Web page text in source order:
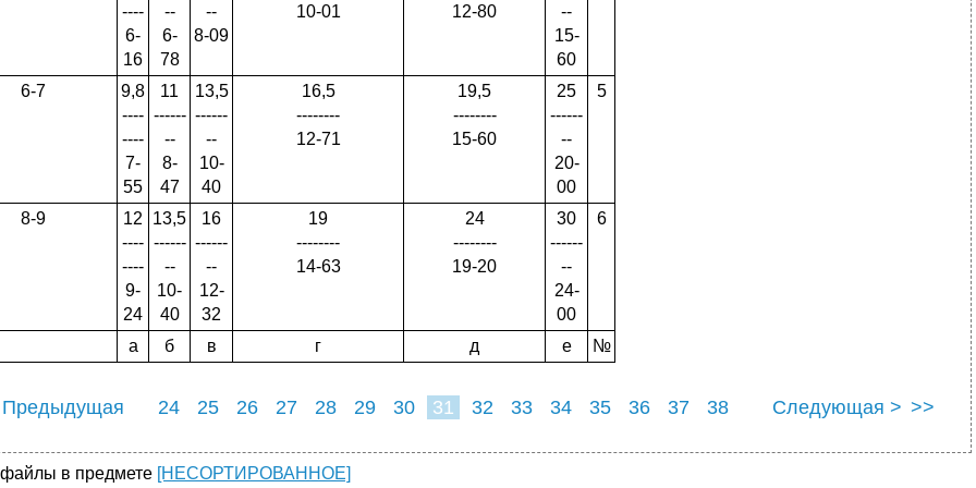
----
6-
16
--
6-
78
--
8-09
10-01
12-80
--
15-
60
6-7
9,8
----
----
7-
55
11
------
--
8-
47
13,5
------
--
10-
40
16,5
--------
12-71
19,5
--------
15-60
25
------
--
20-
00
5
8-9
12
----
----
9-
24
13,5
------
--
10-
40
16
------
--
12-
32
19
--------
14-63
24
--------
19-20
30
------
--
24-
00
6
а б в г д е №
24 25 26 27 28 29 30 31 32 33 34 35 36 37
38
Следующая > >>
в предмете [НЕСОРТИРОВАННОЕ]